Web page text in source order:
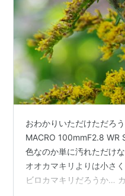
おわかりいただけただろ
MACRO 100mmF2.8
色なのか単に汚れただけ
オオカマキリよりは小さ
ビロカマキリだろうか…